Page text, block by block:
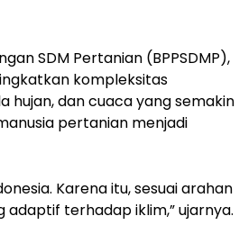
SDM Pertanian (BPPSDMP),
kompleksitas
hujan, dan cuaca yang semakin
pertanian menjadi
Karena itu, sesuai arahan
terhadap iklim,” ujarnya.